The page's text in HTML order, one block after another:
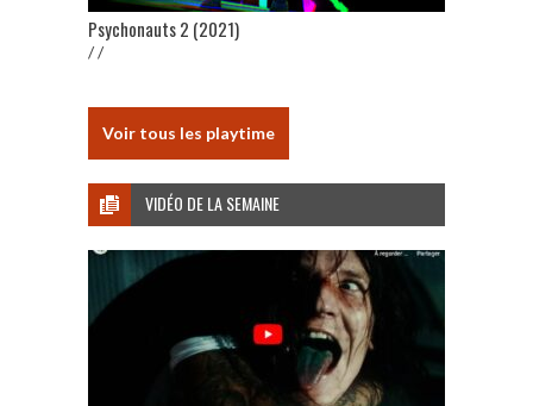
Psychonauts 2 (2021)
/ /
Voir tous les playtime
VIDÉO DE LA SEMAINE